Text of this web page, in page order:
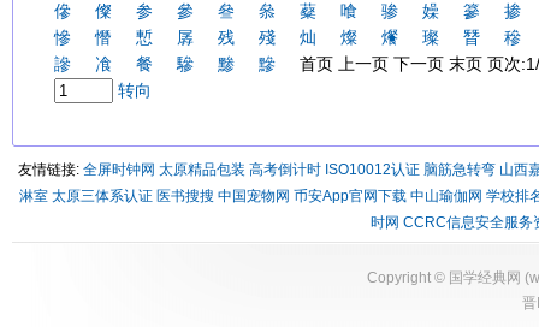
傪
儏 参 參 叄 叅 薒 喰 骖 嬠 篸
掺
慘
憯 慙 孱 残 殘 灿 燦 爘 璨 朁
穇
謲
飡 餐 驂 黪 黲
首页 上一页 下一页 末页 页次
转向
友情链接: 全屏时钟网 太原精品包装 高考倒计时 ISO10012认证 脑筋急转弯 山西
淋室 太原三体系认证 医书搜搜 中国宠物网 币安App官网下载 中山瑜伽网 学校排
时网 CCRC信息安全服务
Copyright © 国学经典网 (